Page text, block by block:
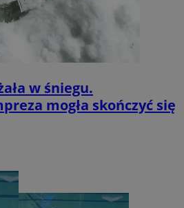
w śniegu.
mogła skończyć się